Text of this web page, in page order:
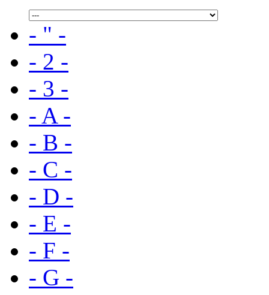
- " -
- 2 -
- 3 -
- A -
- B -
- C -
- D -
- E -
- F -
- G -